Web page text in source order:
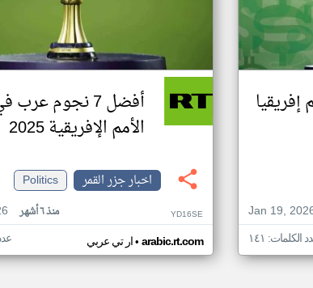
Jan 19,
الكلمات: ١٤١
أفضل 7 نجوم
الأمم الإفريقية 2025
اخبار جزر القمر
Politics
منذ ٦ أشهر YD16SE
ار تي عربي• arabic.rt.com